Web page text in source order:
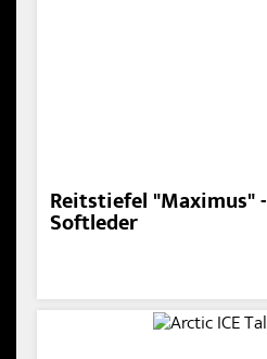
Reitstiefel "Maximus" -
Softleder